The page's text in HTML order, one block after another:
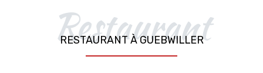
Restaurant
RESTAURANT À GUEBWILLER